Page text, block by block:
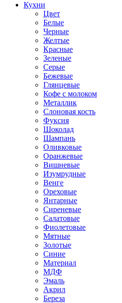
Кухни
Цвет
Белые
Черные
Желтые
Красные
Зеленые
Серые
Бежевые
Глянцевые
Кофе с молоком
Металлик
Слоновая кость
Фуксия
Шоколад
Шампань
Оливковые
Оранжевые
Вишневые
Изумрудные
Венге
Ореховые
Янтарные
Сиреневые
Салатовые
Фиолетовые
Мятные
Золотые
Синие
Материал
МДФ
Эмаль
Акрил
Береза